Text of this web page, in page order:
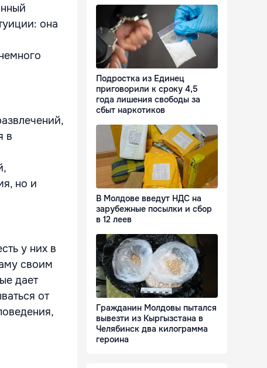
она
в
но и
у них в
своим
дает
от
Подростка из Единец
приговорили к сроку 4,5
года лишения свободы за
сбыт наркотиков
В Молдове введут НДС на
зарубежные посылки и сбор
в 12 леев
Гражданин Молдовы пытался
вывезти из Кыргызстана в
Челябинск два килограмма
героина